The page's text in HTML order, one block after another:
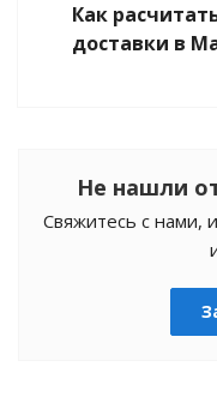
Как
доставки в
Не нашли
Свяжитесь с нами,